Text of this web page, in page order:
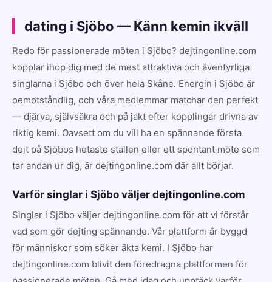
dating i Sjöbo — Känn kemin ikväll
Redo för passionerade möten i Sjöbo? dejtingonline.com
kopplar ihop dig med de mest attraktiva och äventyrliga
singlarna i Sjöbo och över hela Skåne. Energin i Sjöbo är
oemotståndlig, och våra medlemmar matchar den perfekt
— djärva, självsäkra och på jakt efter kopplingar drivna av
riktig kemi. Oavsett om du vill ha en spännande första
dejt på Sjöbos hetaste ställen eller ett spontant möte som
tar andan ur dig, är dejtingonline.com där allt börjar.
Varför singlar i Sjöbo väljer dejtingonline.com
Singlar i Sjöbo väljer dejtingonline.com för att vi förstår
vad som gör dejting spännande. Vår plattform är byggd
för människor som söker äkta kemi. I Sjöbo har
dejtingonline.com blivit den föredragna plattformen för